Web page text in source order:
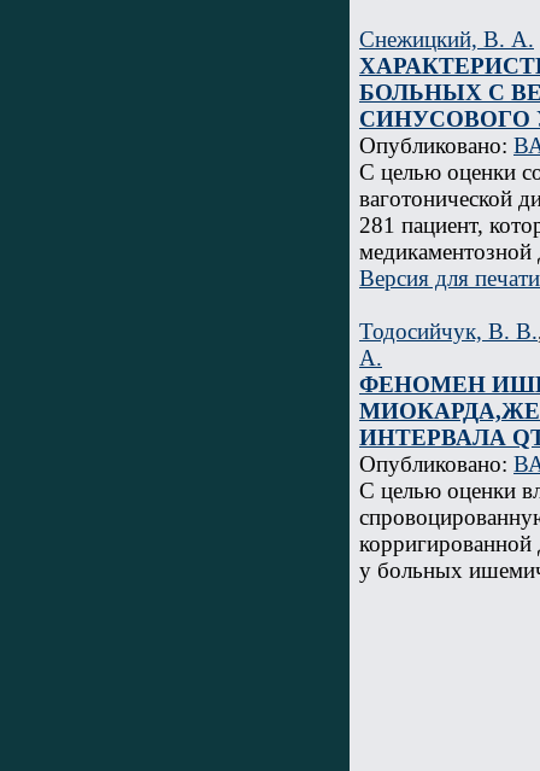
Снежицкий, В. А.
БОЛЬНЫХ С
СИНУСОВОГО
Опубликовано:
С целью оценки
ваготонической
281 пациент,
медикаментозной
Версия для печати
Тодосийчук, В. В.
А.
ФЕНОМЕН
ИНТЕРВАЛА
Опубликовано:
C целью оценки
корригированной
у больных